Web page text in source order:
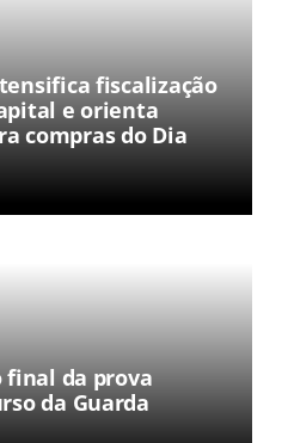
fiscalização
e orienta
compras do Dia
final da prova
da Guarda